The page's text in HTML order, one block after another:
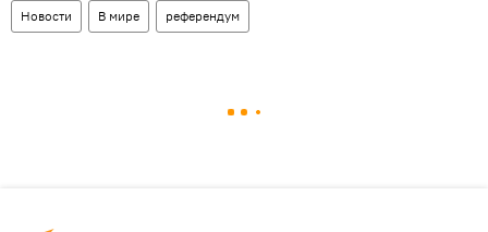
Новости В мире референдум